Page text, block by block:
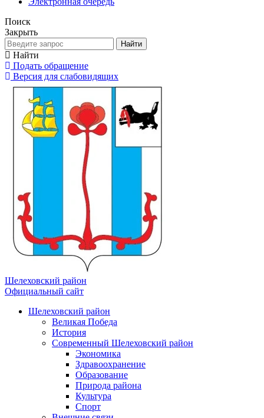
Поиск
Закрыть
Найти
Найти
Подать обращение
Версия для слабовидящих
Шелеховский район
Официальный сайт
Шелеховский район
Великая Победа
История
Современный Шелеховский район
Экономика
Здравоохранение
Образование
Природа района
Культура
Спорт